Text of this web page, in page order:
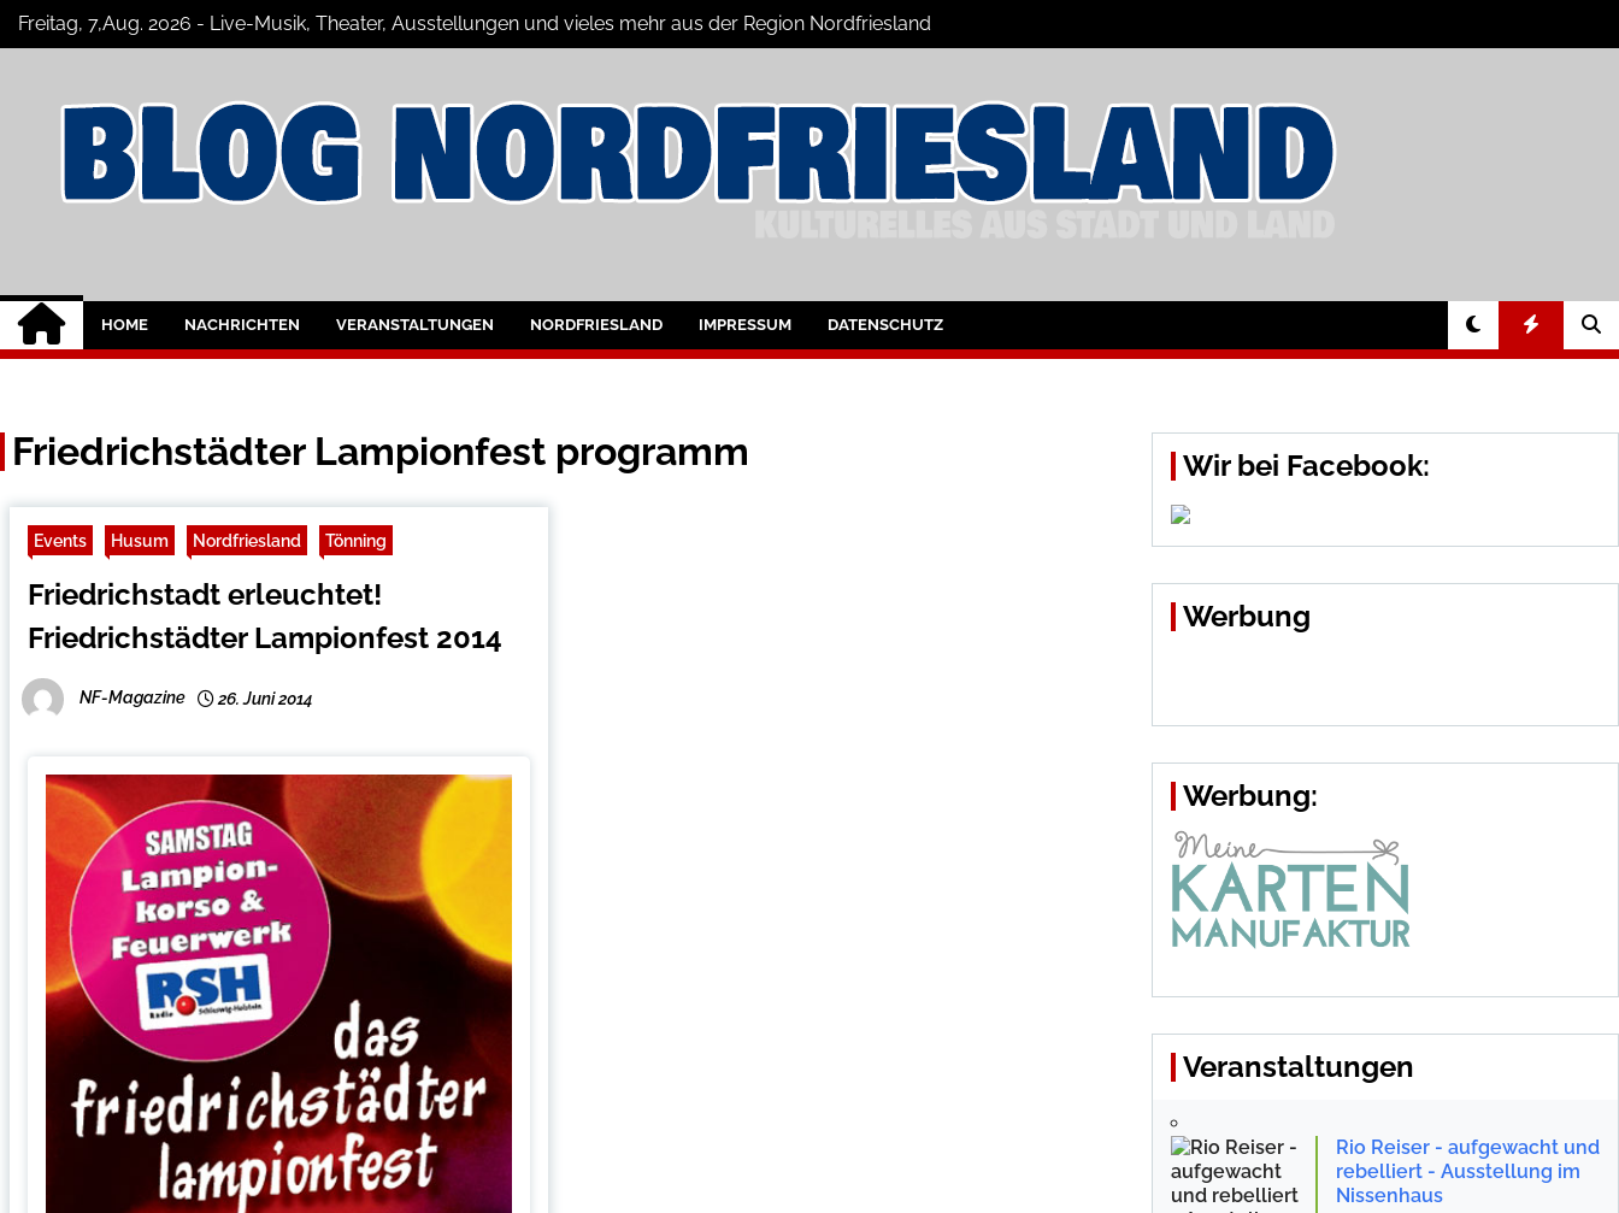
SkipFreitag, 7,Aug. 2026 - Live-Musik, Theater, Ausstellungen und vieles mehr aus der Region Nordfriesland
Nordfriesland Online
Der Blog mit Nachrichten und Veranstaltungen für Nordfriesland und Husum
HOME NACHRICHTEN VERANSTALTUNGEN NORDFRIESLAND IMPRESSUM DATENSCHUTZ
Friedrichstädter Lampionfest programm
Events Husum Nordfriesland Tönning
Friedrichstadt erleuchtet!
Friedrichstädter Lampionfest 2014
NF-Magazine 26. Juni 2014
Wir bei Facebook:
Werbung
Werbung:
Veranstaltungen
Rio Reiser - aufgewacht und
rebelliert - Ausstellung im
Nissenhaus